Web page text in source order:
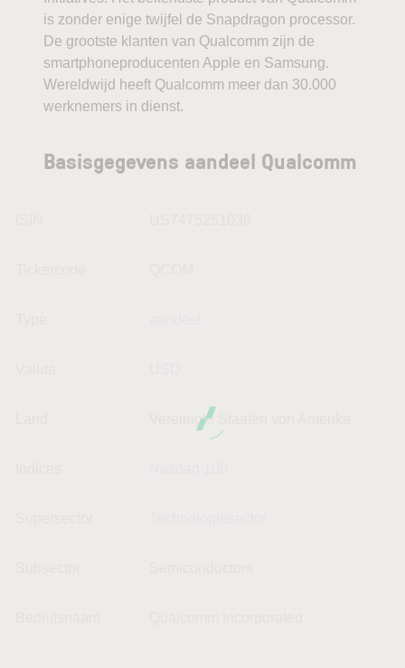
is zonder enige twijfel de Snapdragon processor.
De grootste klanten van Qualcomm zijn de
smartphoneproducenten Apple en Samsung.
Wereldwijd heeft Qualcomm meer dan 30.000
werknemers in dienst.
Basisgegevens aandeel Qualcomm
Vereinigte Staaten von Amerika